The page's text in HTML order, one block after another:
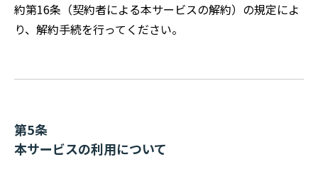
約第16条（契約者による本サービスの解約）の規定によ
り、解約手続を行ってください。
第5条
本サービスの利用について